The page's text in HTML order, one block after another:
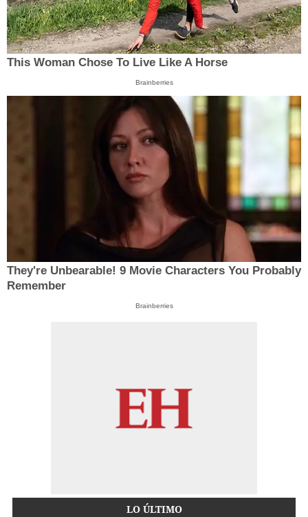
This Woman Chose To Live Like A Horse
Brainberries
They're Unbearable! 9 Movie Characters You Probably
Remember
Brainberries
LO ÚLTIMO